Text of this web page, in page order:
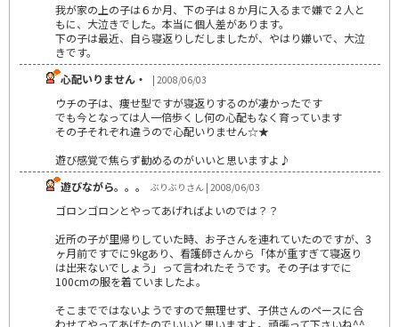
我が家の上の子は６か月、下の子は８か月に入るまで嫌で２人と
もに、大泣きでした。本当に個人差があります。
下の子は最近、自ら寝返りしだしましたが、やはり嫌いで、大泣
きです。
心配いりません・
| 2008/06/03
ウチの子は、痩せ型ですが寝返りするのが凄かったです
でも今となっては人一倍歩くし何の心配もなく育っています
その子それぞれ違うので心配いりません☆★
遊び感覚で焦らず勧めるのがいいと思いますよ♪
遊びながら。。。
ぶりぶりさん | 2008/06/03
ゴロンゴロンとやってあげればよいのでは？？
近所の子が里帰りしていた時、お子さんを連れていたのですが、3
ヶ月前ですでに9kgあり、看護師さんから「体が重すぎて寝返り
は出来ないでしょう」って言われたそうです。その子はすでに
100cmの服を着ていましたよ。
そこまでではないようですので無理せず、子供さんのペースに合
わせてやってあげたのでいいと思いますよ。頑張って下さいね^^